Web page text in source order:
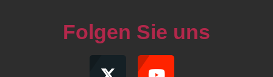
Folgen Sie uns